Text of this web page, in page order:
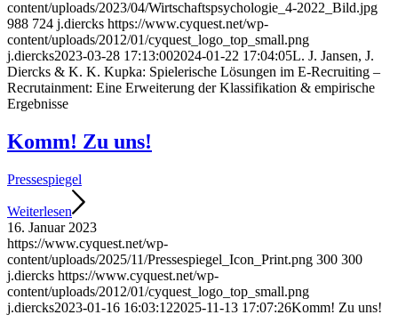
content/uploads/2023/04/Wirtschaftspsychologie_4-2022_Bild.jpg
988 724 j.diercks https://www.cyquest.net/wp-
content/uploads/2012/01/cyquest_logo_top_small.png
j.diercks2023-03-28 17:13:002024-01-22 17:04:05L. J. Jansen, J.
Diercks & K. K. Kupka: Spielerische Lösungen im E-Recruiting –
Recrutainment: Eine Erweiterung der Klassifikation & empirische
Ergebnisse
Komm! Zu uns!
Pressespiegel
Weiterlesen
16. Januar 2023
https://www.cyquest.net/wp-
content/uploads/2025/11/Pressespiegel_Icon_Print.png 300 300
j.diercks https://www.cyquest.net/wp-
content/uploads/2012/01/cyquest_logo_top_small.png
j.diercks2023-01-16 16:03:122025-11-13 17:07:26Komm! Zu uns!